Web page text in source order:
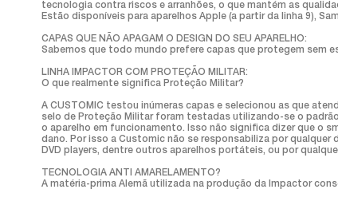
tecnologia contra riscos e arranhões, o que mantém as
Estão disponíveis para aparelhos Apple (a partir da linha 9),
CAPAS QUE NÃO APAGAM O DESIGN DO SEU APARELHO:
Sabemos que todo mundo prefere capas que protegem sem
LINHA IMPACTOR COM PROTEÇÃO MILITAR:
O que realmente significa Proteção Militar?
A CUSTOMIC testou inúmeras capas e selecionou as que
selo de Proteção Militar foram testadas utilizando-se o
o aparelho em funcionamento. Isso não significa dizer que o
dano. Por isso a Customic não se responsabiliza por
DVD players, dentre outros aparelhos portáteis, ou por
TECNOLOGIA ANTI AMARELAMENTO?
A matéria-prima Alemã utilizada na produção da Impactor